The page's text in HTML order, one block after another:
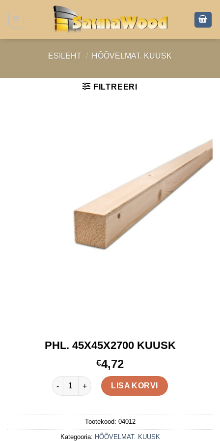
content
ESILEHT / HÕÕVELMAT. KUUSK
FILTREERI
PHL. 45X45X2700 KUUSK
€4,72
PHL. 45X45X2700 KUUSK kogus
LISA KORVI
Tootekood: 04012
Kategooria: HÕÕVELMAT. KUUSK